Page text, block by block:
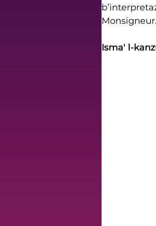
Monsigneur.
Isma' l-